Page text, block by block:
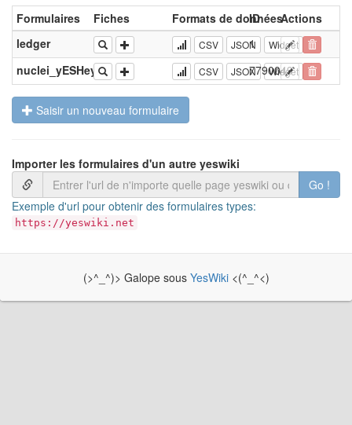
Formulaires Fiches Formats de données
ID
Actions
ledger
CSV JSON Widget
1
nuclei_yESHeycm
CSV JSON Widget
7790049
Saisir un nouveau formulaire
Importer les formulaires d'un autre yeswiki
Go !
Exemple d'url pour obtenir des formulaires types:
https://yeswiki.net
(>^_^)> Galope sous YesWiki<(^_^<)